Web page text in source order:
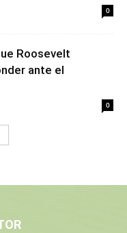
0
Roosevelt
ante el
0